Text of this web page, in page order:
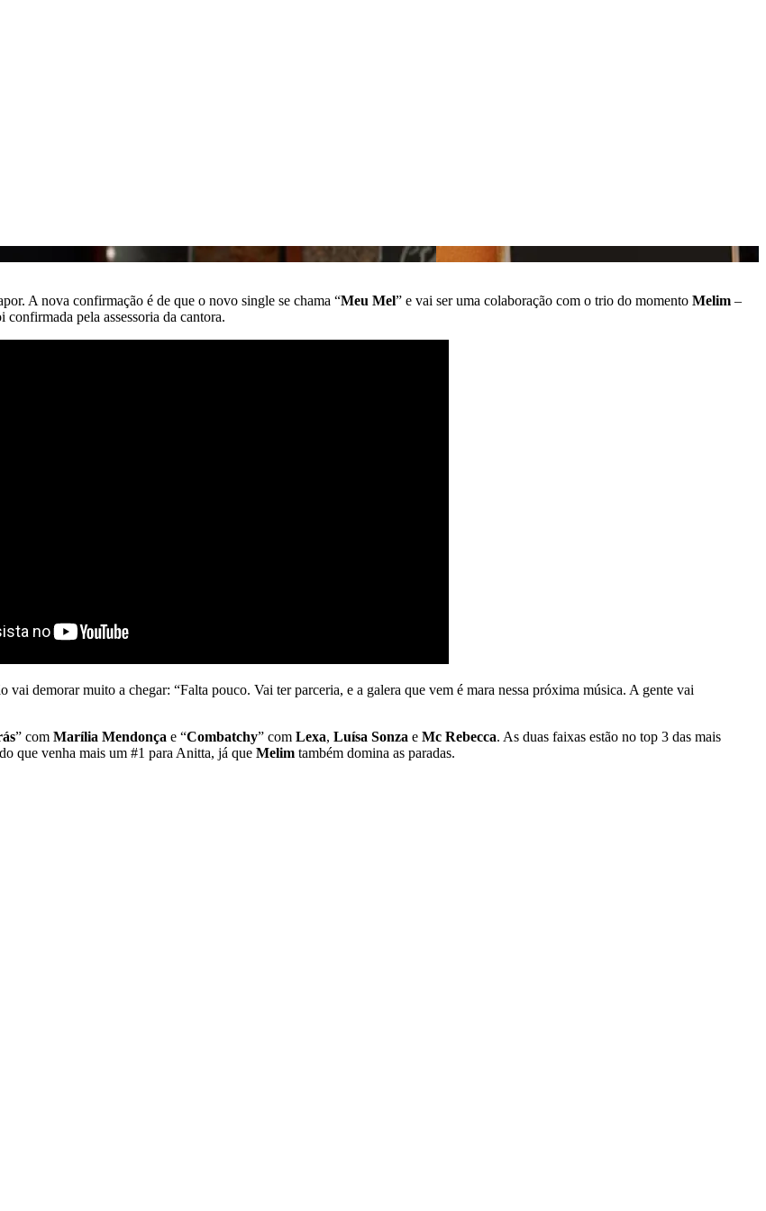
A nova confirmação é de que o novo single se chama “Meu Mel” e vai ser uma colaboração com o trio do momento Melim –
pela assessoria da cantora.
vai demorar muito a chegar: “Falta pouco. Vai ter parceria, e a galera que vem é mara nessa próxima música. A gente vai
” com Marília Mendonça e “Combatchy” com Lexa, Luísa Sonza e Mc Rebecca. As duas faixas estão no top 3 das mais
que venha mais um #1 para Anitta, já que Melim também domina as paradas.